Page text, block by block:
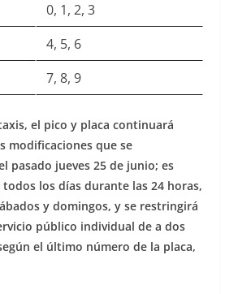
0, 1, 2, 3
4, 5, 6
7, 8, 9
el pico y placa continuará
modificaciones que se
pasado jueves 25 de junio; es
los días durante las 24 horas,
y domingos, y se restringirá
público individual de a dos
el último número de la placa,